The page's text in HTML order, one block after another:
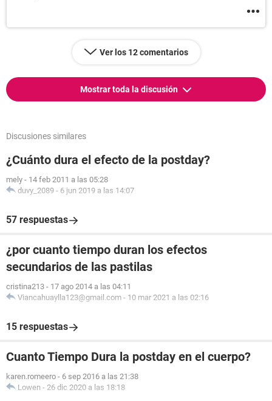
Ver los 12 comentarios
Mostrar toda la discusión
Discusiones similares
¿Cuánto dura el efecto de la postday?
mely - 14 feb 2011 a las 05:28
duvy_2089 - 6 jun 2019 a las 14:07
57 respuestas
¿por cuanto tiempo duran los efectos
secundarios de las pastilas
cristina213 - 17 ago 2014 a las 04:11
Viancahuaylla123@gmail.com - 10 mar 2021 a las 02:16
15 respuestas
Cuanto Tiempo Dura la postday en el cuerpo?
karen.romeero - 6 sep 2016 a las 21:38
Lowen - 26 dic 2020 a las 18:18